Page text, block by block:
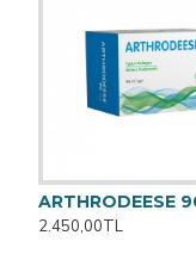
2.450,00TL